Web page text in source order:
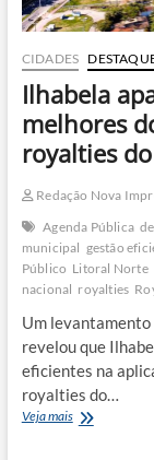
CIDADES
Ilhabela
melhores
royalties
Redação Nova
Agenda Pública
municipal gestão
Público Litoral Norte
nacional royalties
Um levantamento
revelou que
eficientes na
royalties do…
Veja maisIlhabela